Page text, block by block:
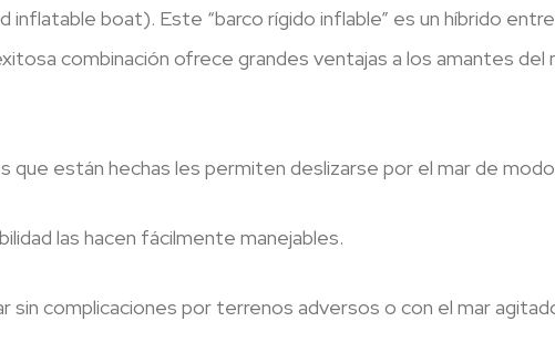
inflatable boat). Este “barco rígido inflable” es un híbrido
combinación ofrece grandes ventajas a los amantes del
que están hechas les permiten deslizarse por el mar de
las hacen fácilmente manejables.
sin complicaciones por terrenos adversos o con el mar